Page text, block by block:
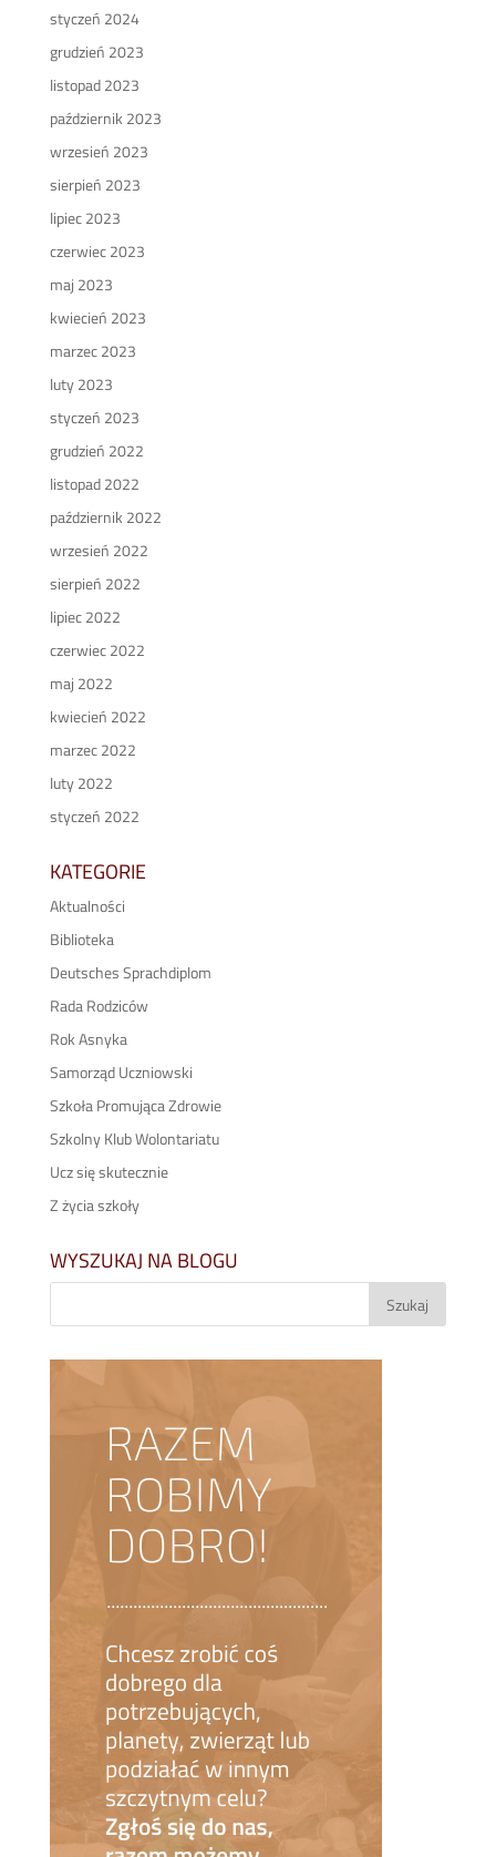
styczeń 2024
grudzień 2023
listopad 2023
październik 2023
wrzesień 2023
sierpień 2023
lipiec 2023
czerwiec 2023
maj 2023
kwiecień 2023
marzec 2023
luty 2023
styczeń 2023
grudzień 2022
listopad 2022
październik 2022
wrzesień 2022
sierpień 2022
lipiec 2022
czerwiec 2022
maj 2022
kwiecień 2022
marzec 2022
luty 2022
styczeń 2022
KATEGORIE
Aktualności
Biblioteka
Deutsches Sprachdiplom
Rada Rodziców
Rok Asnyka
Samorząd Uczniowski
Szkoła Promująca Zdrowie
Szkolny Klub Wolontariatu
Ucz się skutecznie
Z życia szkoły
WYSZUKAJ NA BLOGU